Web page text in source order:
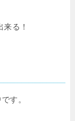
る！
す。